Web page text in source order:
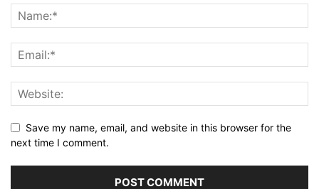
Save my name, email, and website in this browser for the
next time I comment.